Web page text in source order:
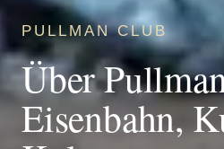
PULLMAN CLUB
Über
Eisenbahn,